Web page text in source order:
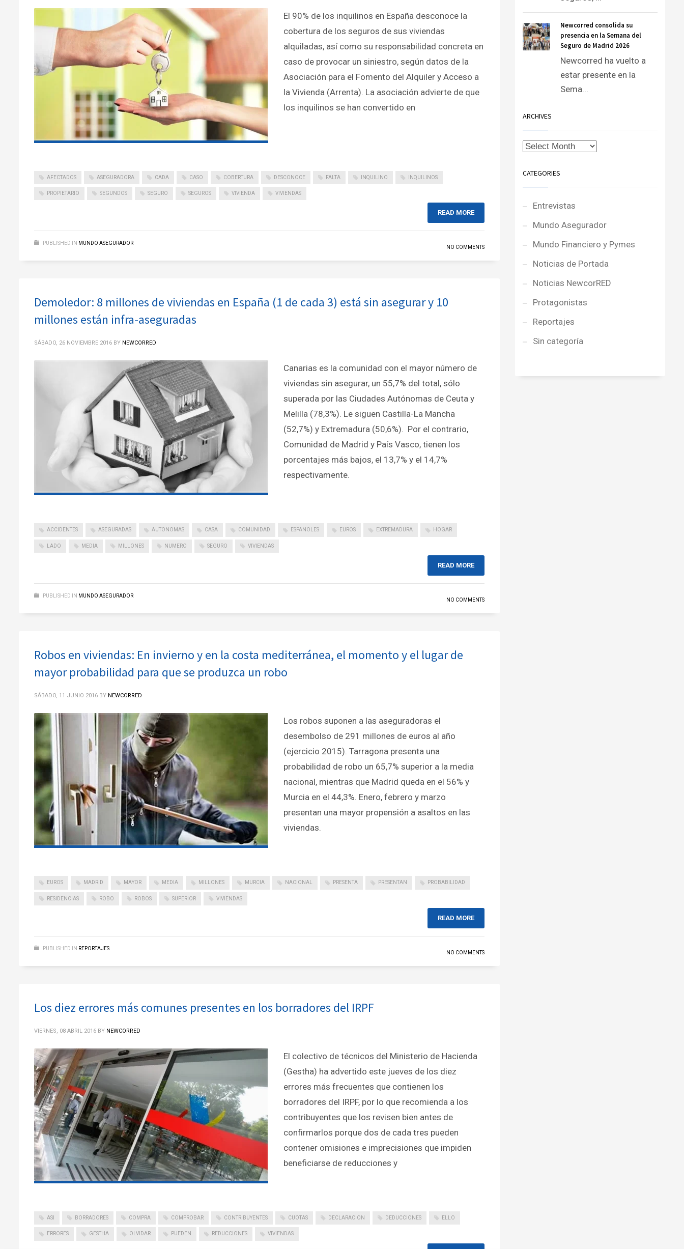
El 90% de los inquilinos en España desconoce la
cobertura de los seguros de sus viviendas
alquiladas, así como su responsabilidad concreta en
caso de provocar un siniestro, según datos de la
Asociación para el Fomento del Alquiler y Acceso a
la Vivienda (Arrenta). La asociación advierte de que
los inquilinos se han convertido en
AFECTADOS ASEGURADORA CADA CASO COBERTURA DESCONOCE FALTA INQUILINO INQUILINOS
PROPIETARIO SEGUNDOS SEGURO SEGUROS VIVIENDA VIVIENDAS
READ MORE
PUBLISHED IN MUNDO ASEGURADOR
NO COMMENTS
Demoledor: 8 millones de viviendas en España (1 de cada 3) está sin asegurar y 10
millones están infra-aseguradas
SÁBADO, 26 NOVIEMBRE 2016 BY NEWCORRED
Canarias es la comunidad con el mayor número de
viviendas sin asegurar, un 55,7% del total, sólo
superada por las Ciudades Autónomas de Ceuta y
Melilla (78,3%). Le siguen Castilla-La Mancha
(52,7%) y Extremadura (50,6%). Por el contrario,
Comunidad de Madrid y País Vasco, tienen los
porcentajes más bajos, el 13,7% y el 14,7%
respectivamente.
ACCIDENTES ASEGURADAS AUTONOMAS CASA COMUNIDAD ESPANOLES EUROS EXTREMADURA HOGAR
LADO MEDIA MILLONES NUMERO SEGURO VIVIENDAS
READ MORE
PUBLISHED IN MUNDO ASEGURADOR
NO COMMENTS
Robos en viviendas: En invierno y en la costa mediterránea, el momento y el lugar de
mayor probabilidad para que se produzca un robo
SÁBADO, 11 JUNIO 2016 BY NEWCORRED
Los robos suponen a las aseguradoras el
desembolso de 291 millones de euros al año
(ejercicio 2015). Tarragona presenta una
probabilidad de robo un 65,7% superior a la media
nacional, mientras que Madrid queda en el 56% y
Murcia en el 44,3%. Enero, febrero y marzo
presentan una mayor propensión a asaltos en las
viviendas.
EUROS MADRID MAYOR MEDIA MILLONES MURCIA NACIONAL PRESENTA PRESENTAN PROBABILIDAD
RESIDENCIAS ROBO ROBOS SUPERIOR VIVIENDAS
READ MORE
PUBLISHED IN REPORTAJES
NO COMMENTS
Los diez errores más comunes presentes en los borradores del IRPF
VIERNES, 08 ABRIL 2016 BY NEWCORRED
El colectivo de técnicos del Ministerio de Hacienda
(Gestha) ha advertido este jueves de los diez
errores más frecuentes que contienen los
borradores del IRPF, por lo que recomienda a los
contribuyentes que los revisen bien antes de
confirmarlos porque dos de cada tres pueden
contener omisiones e imprecisiones que impiden
beneficiarse de reducciones y
ASI BORRADORES COMPRA COMPROBAR CONTRIBUYENTES CUOTAS DECLARACION DEDUCCIONES ELLO
ERRORES GESTHA OLVIDAR PUEDEN REDUCCIONES VIVIENDAS
Newcorred consolida su
presencia en la Semana del
Seguro de Madrid 2026
Newcorred ha vuelto a
estar presente en la
Sema...
ARCHIVES
CATEGORIES
Entrevistas
Mundo Asegurador
Mundo Financiero y Pymes
Noticias de Portada
Noticias NewcorRED
Protagonistas
Reportajes
Sin categoría